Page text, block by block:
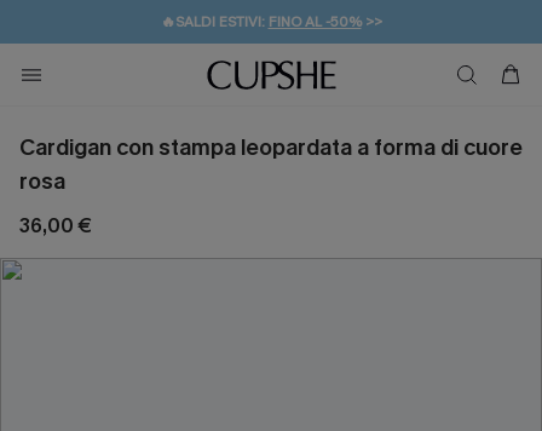
🔥SALDI ESTIVI: FINO AL -50%>>
🚚SPEDIZIONE GRATUITA DA 49€
💌REGALO PER I NUOVI: 20% DI SCONTO*
Cardigan con stampa leopardata a forma di cuore
rosa
36,00 €